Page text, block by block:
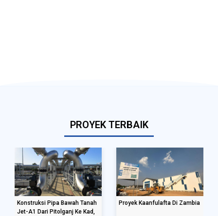
PROYEK TERBAIK
Konstruksi Pipa Bawah Tanah
Jet-A1 Dari Pitolganj Ke Kad,
Proyek Kaanfulafta Di Zambia